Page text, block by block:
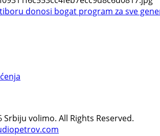
donosi bogat program za sve
volimo. All Rights Reserved.